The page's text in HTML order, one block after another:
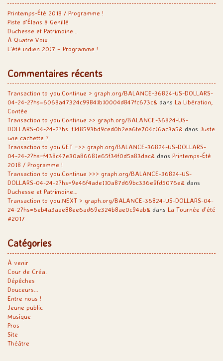
Printemps-Été 2018 / Programme !
Piste d’Élans à Genillé
Duchesse et Patrimoine…
À Quatre Voix…
L’été indien 2017 – Programme !
Commentaires récents
Transaction to you.Continue > graph.org/BALANCE-36824-US-DOLLARS-
04-24-2?hs=6068a47324c99841b10004d847fc673c& dans La Libération,
Contée
Transaction to you.Continue >> graph.org/BALANCE-36824-US-
DOLLARS-04-24-2?hs=f148593bd9ced0b2ea6fe704c16ac3a5& dans Juste
une cachette ?
Transaction to you.GET =>> graph.org/BALANCE-36824-US-DOLLARS-
04-24-2?hs=f438c47e30a86681e65f34f0d5a83dac& dans Printemps-Été
2018 / Programme !
Transaction to you.Continue >>> graph.org/BALANCE-36824-US-
DOLLARS-04-24-2?hs=9e46f4ade110a87d69bc336e9fd5076e& dans
Duchesse et Patrimoine…
Transaction to you.NEXT > graph.org/BALANCE-36824-US-DOLLARS-04-
24-2?hs=6eb4a3aae88ee6ad69e324b8ae0c94ab& dans La Tournée d’été
#2017
Catégories
À venir
Cour de Créa.
Dépêches
Douceurs…
Entre nous !
Jeune public
Musique
Pros
Site
Théâtre